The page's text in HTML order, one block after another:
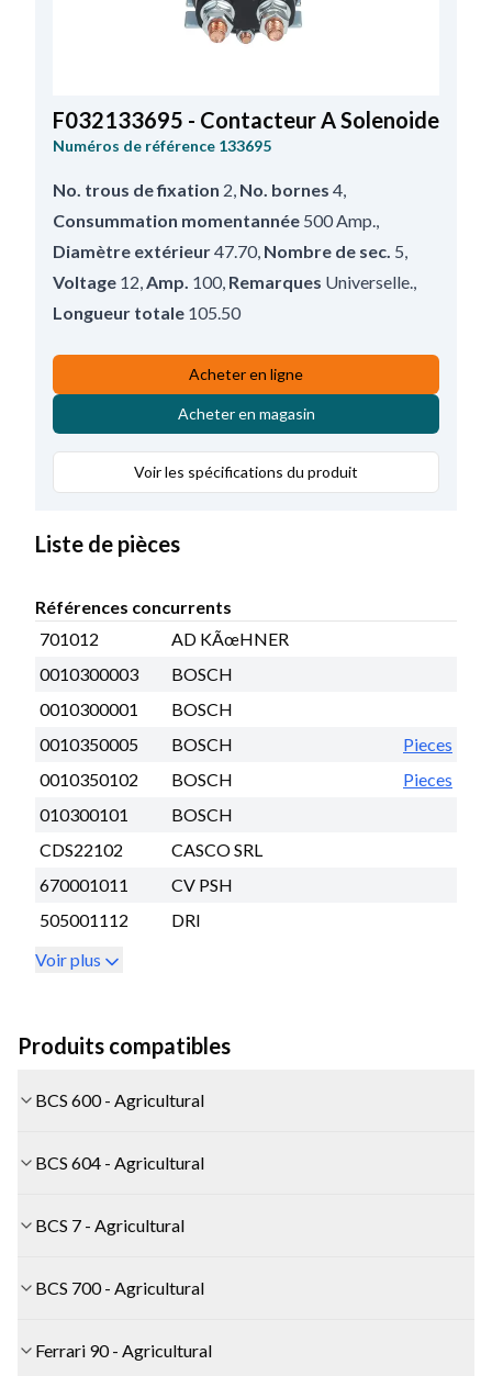
F032133695 - Contacteur A Solenoide
Numéros de référence 133695
No. trous de fixation 2 No. bornes 4
Consummation momentannée 500 Amp.
Diamètre extérieur47.70, Nombre de sec. 5
Voltage 12 Amp. 100, Remarques Universelle.
Longueur totale 105.50
Acheter en ligne
Acheter en magasin
Voir les spécifications du produit
Liste de pièces
Références concurrents
701012
AD KÃœHNER
0010300003
BOSCH
0010300001
BOSCH
0010350005
BOSCH
Pieces
0010350102
BOSCH
Pieces
010300101
BOSCH
CDS22102
CASCO SRL
670001011
CV PSH
505001112
DRI
Voir plus
Produits compatibles
BCS 600 - Agricultural
BCS 604 - Agricultural
BCS 7 - Agricultural
BCS 700 - Agricultural
Ferrari 90 - Agricultural